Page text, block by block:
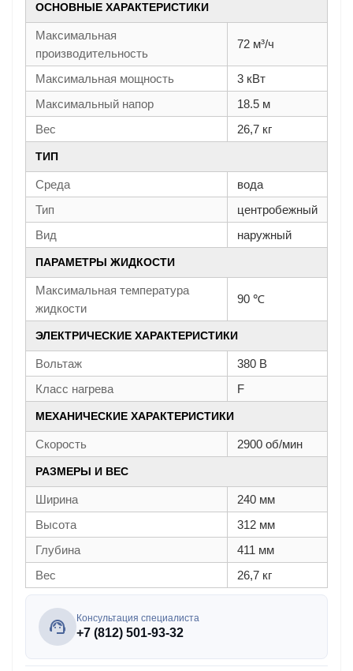
ОСНОВНЫЕ ХАРАКТЕРИСТИКИ
Максимальная
производительность
72 м³/ч
Максимальная мощность
3 кВт
Максимальный напор
18.5 м
Вес
26,7 кг
ТИП
Среда
вода
Тип
центробежный
Вид
наружный
ПАРАМЕТРЫ ЖИДКОСТИ
Максимальная температура
жидкости
90 ℃
ЭЛЕКТРИЧЕСКИЕ ХАРАКТЕРИСТИКИ
Вольтаж
380 В
Класс нагрева
F
МЕХАНИЧЕСКИЕ ХАРАКТЕРИСТИКИ
Скорость 2900 об/мин
РАЗМЕРЫ И ВЕС
Ширина
240 мм
Высота
312 мм
Глубина
411 мм
Вес
26,7 кг
Консультация специалиста
+7 (812) 501-93-32